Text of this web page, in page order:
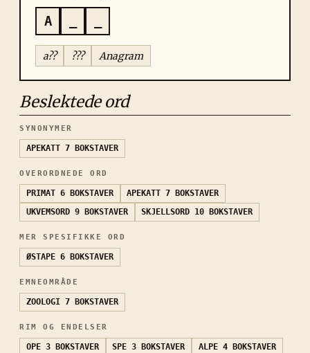
A
a?? ??? Anagram
Beslektede ord
SYNONYMER
APEKATT 7 BOKSTAVER
OVERORDNEDE ORD
PRIMAT 6 BOKSTAVER APEKATT 7 BOKSTAVER
UKVEMSORD 9 BOKSTAVER SKJELLSORD 10 BOKSTAVER
MER SPESIFIKKE ORD
ØSTAPE 6 BOKSTAVER
EMNEOMRÅDE
ZOOLOGI 7 BOKSTAVER
RIM OG ENDELSER
OPE 3 BOKSTAVER SPE 3 BOKSTAVER ALPE 4 BOKSTAVER